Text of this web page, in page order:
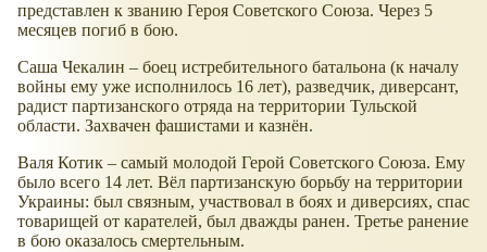
представлен к званию Героя Советского Союза. Через 5
месяцев погиб в бою.
Саша Чекалин – боец истребительного батальона (к началу
войны ему уже исполнилось 16 лет), разведчик, диверсант,
радист партизанского отряда на территории Тульской
области. Захвачен фашистами и казнён.
Валя Котик – самый молодой Герой Советского Союза. Ему
было всего 14 лет. Вёл партизанскую борьбу на территории
Украины: был связным, участвовал в боях и диверсиях, спас
товарищей от карателей, был дважды ранен. Третье ранение
в бою оказалось смертельным.